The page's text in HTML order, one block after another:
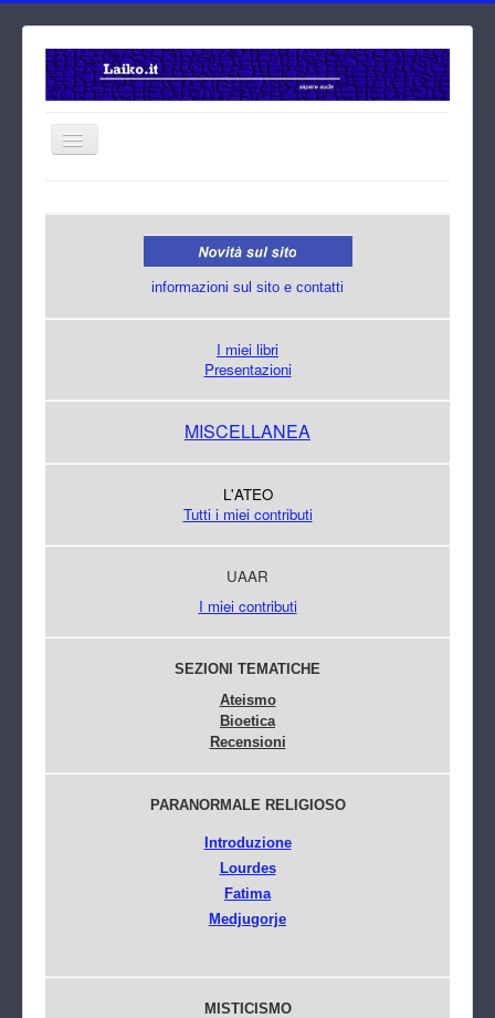
informazioni sul sito e contatti
I miei libri
Presentazioni
MISCELLANEA
L'ATEO
Tutti i miei contributi
UAAR
I miei contributi
SEZIONI TEMATICHE
Ateismo
Bioetica
Recensioni
PARANORMALE RELIGIOSO
Introduzione
Lourdes
Fatima
Medjugorje
MISTICISMO